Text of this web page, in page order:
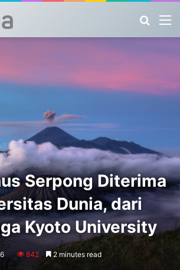
Serpong Diterima
Dunia, dari
Kyoto University
842 2 minutes read